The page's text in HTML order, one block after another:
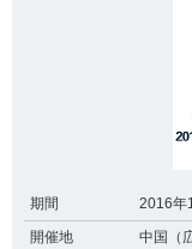
期間
2016年
開催地
中国（